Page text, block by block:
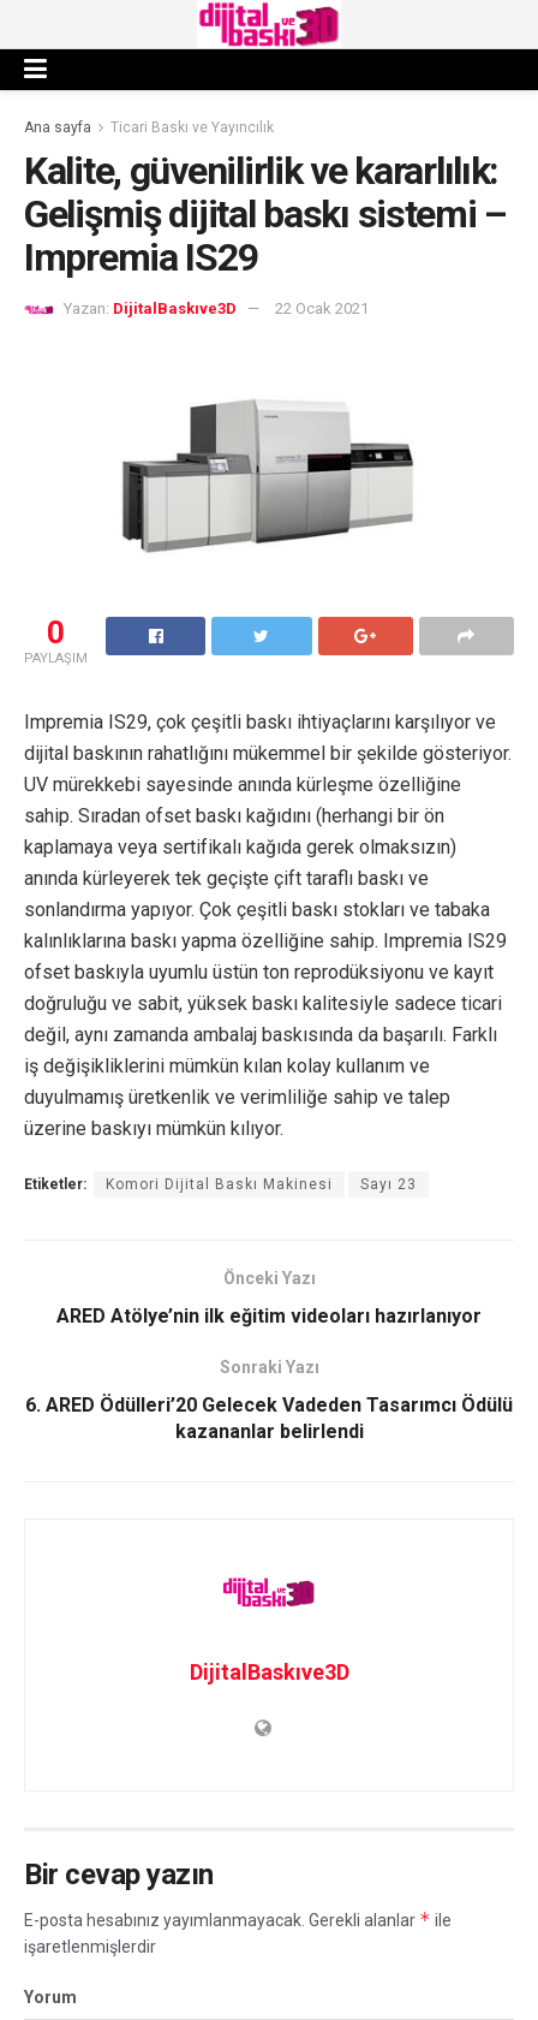
Ana sayfa Ticari Baskı ve Yayıncılık
Kalite, güvenilirlik ve kararlılık:
Gelişmiş dijital baskı sistemi –
Impremia IS29
Yazan: DijitalBaskıve3D 22 Ocak 2021
0
PAYLAŞIM
Impremia IS29, çok çeşitli baskı ihtiyaçlarını karşılıyor ve
dijital baskının rahatlığını mükemmel bir şekilde gösteriyor.
UV mürekkebi sayesinde anında kürleşme özelliğine
sahip. Sıradan ofset baskı kağıdını (herhangi bir ön
kaplamaya veya sertifikalı kağıda gerek olmaksızın)
anında kürleyerek tek geçişte çift taraflı baskı ve
sonlandırma yapıyor. Çok çeşitli baskı stokları ve tabaka
kalınlıklarına baskı yapma özelliğine sahip. Impremia IS29
ofset baskıyla uyumlu üstün ton reprodüksiyonu ve kayıt
doğruluğu ve sabit, yüksek baskı kalitesiyle sadece ticari
değil, aynı zamanda ambalaj baskısında da başarılı. Farklı
iş değişikliklerini mümkün kılan kolay kullanım ve
duyulmamış üretkenlik ve verimliliğe sahip ve talep
üzerine baskıyı mümkün kılıyor.
Etiketler: Komori Dijital Baskı Makinesi Sayı 23
Önceki Yazı
ARED Atölye’nin ilk eğitim videoları hazırlanıyor
Sonraki Yazı
6. ARED Ödülleri’20 Gelecek Vadeden Tasarımcı Ödülü
kazananlar belirlendi
DijitalBaskıve3D
Bir cevap yazın
E-posta hesabınız yayımlanmayacak. Gerekli alanlar * ile
işaretlenmişlerdir
Yorum